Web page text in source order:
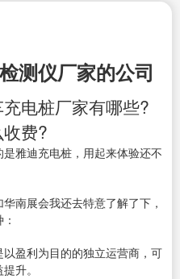
测仪厂家的公司
电桩厂家有哪些?
费?
雅迪充电桩，用起来体验还不
南展会我还去特意了解了下，
盈利为目的的独立运营商，可
升。